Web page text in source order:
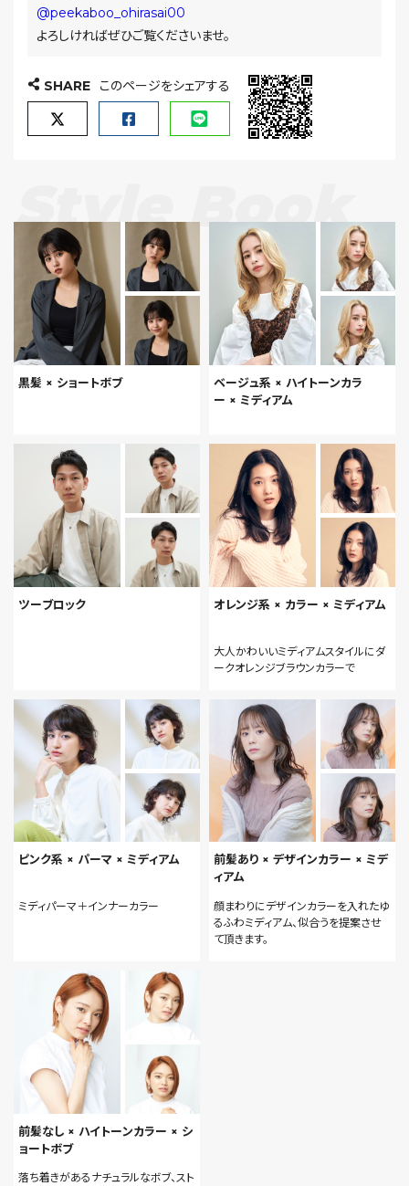
@peekaboo_ohirasai00
よろしければぜひご覧くださいませ。
SHARE このページをシェアする
Style Book
黒髪 × ショートボブ
ベージュ系 × ハイトーンカラ
ー × ミディアム
ツーブロック オレンジ系 × カラー × ミディアム
大人かわいいミディアムスタイルにダ
ークオレンジブラウンカラーで
ピンク系 × パーマ × ミディアム
ミディパーマ＋インナーカラー
前髪あり × デザインカラー × ミデ
ィアム
顔まわりにデザインカラーを入れたゆ
るふわミディアム、似合うを提案させ
て頂きます。
前髪なし × ハイトーンカラー × シ
ョートボブ
落ち着きがあるナチュラルなボブ、スト